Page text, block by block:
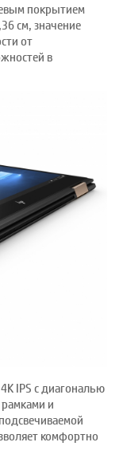
покрытием
см, значение
от
в
IPS с диагональю
и
комфортно